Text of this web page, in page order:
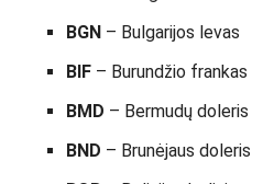
BGN – Bulgarijos levas
BIF – Burundžio frankas
BMD – Bermudų doleris
BND – Brunėjaus doleris